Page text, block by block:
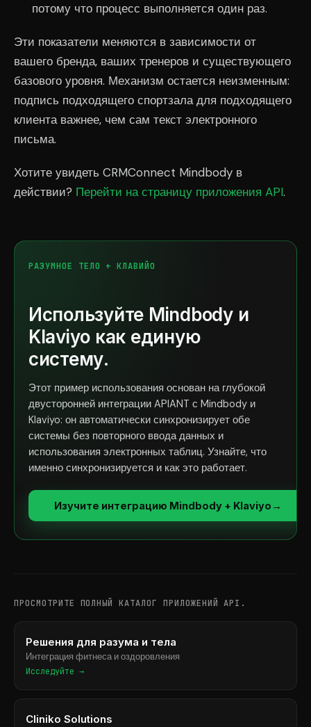
потому что процесс выполняется один раз.
Эти показатели меняются в зависимости от
вашего бренда, ваших тренеров и существующего
базового уровня. Механизм остается неизменным:
подпись подходящего спортзала для подходящего
клиента важнее, чем сам текст электронного
письма.
Хотите увидеть CRMConnect Mindbody в
действии? Перейти на страницу приложения API.
РАЗУМНОЕ ТЕЛО + КЛАВИЙО
Используйте Mindbody и
Klaviyo как единую
систему.
Этот пример использования основан на глубокой
двусторонней интеграции APIANT с Mindbody и
Klaviyo: он автоматически синхронизирует обе
системы без повторного ввода данных и
использования электронных таблиц. Узнайте, что
именно синхронизируется и как это работает.
Изучите интеграцию Mindbody + Klaviyo →
ПРОСМОТРИТЕ ПОЛНЫЙ КАТАЛОГ ПРИЛОЖЕНИЙ API.
Решения для разума и тела
Интеграция фитнеса и оздоровления
Исследуйте →
Cliniko Solutions